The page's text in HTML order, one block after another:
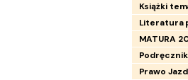
Książki
Literatura
MATURA
Prawo